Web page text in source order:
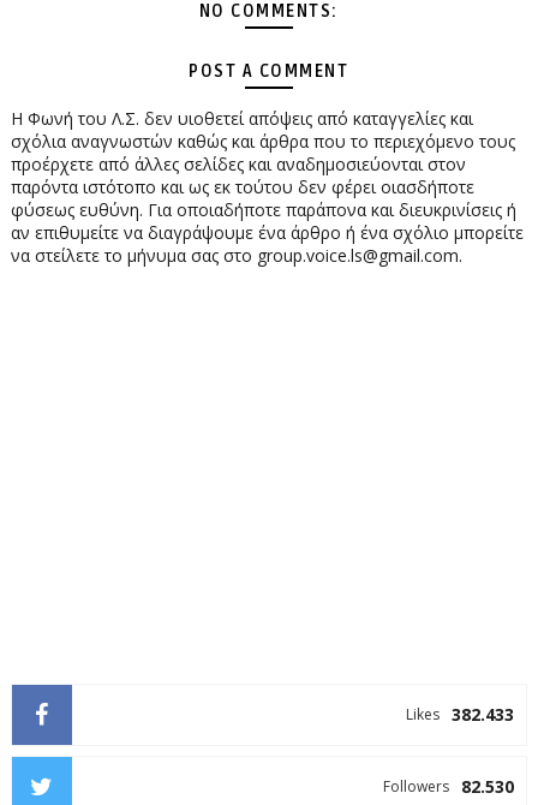
NO COMMENTS:
POST A COMMENT
Η Φωνή του Λ.Σ. δεν υιοθετεί απόψεις από καταγγελίες και
σχόλια αναγνωστών καθώς και άρθρα που το περιεχόμενο τους
προέρχετε από άλλες σελίδες και αναδημοσιεύονται στον
παρόντα ιστότοπο και ως εκ τούτου δεν φέρει οιασδήποτε
φύσεως ευθύνη. Για οποιαδήποτε παράπονα και διευκρινίσεις ή
αν επιθυμείτε να διαγράψουμε ένα άρθρο ή ένα σχόλιο μπορείτε
να στείλετε το μήνυμα σας στο group.voice.ls@gmail.com.
382.433
Likes
82.530
Followers